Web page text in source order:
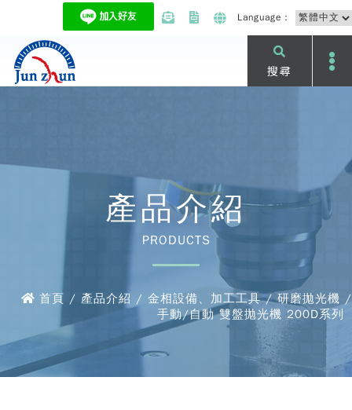
Language：
搜尋
產品介紹
PRODUCTS
首頁 / 產品介紹 / 金相設備、加工工具 / 研磨拋光機 /
手動/自動 雙盤拋光機 200D系列